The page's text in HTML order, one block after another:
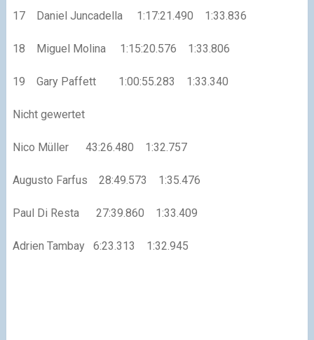
17 Daniel Juncadella 1:17:21.490 1:33.836
18 Miguel Molina 1:15:20.576 1:33.806
19 Gary Paffett 1:00:55.283 1:33.340
Nicht gewertet
Nico Müller 43:26.480 1:32.757
Augusto Farfus 28:49.573 1:35.476
Paul Di Resta 27:39.860 1:33.409
Adrien Tambay 6:23.313 1:32.945